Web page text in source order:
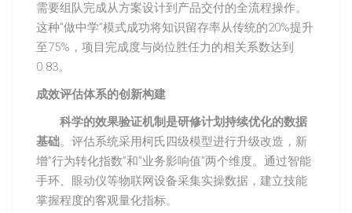
需要组队完成从方案设计到产品交付的全流程操作。
这种”做中学”模式成功将知识留存率从传统的20%提升
至75%，项目完成度与岗位胜任力的相关系数达到
0.83。
成效评估体系的创新构建
科学的效果验证机制是研修计划持续优化的数据
基础。评估系统采用柯氏四级模型进行升级改造，新
增”行为转化指数”和”业务影响值”两个维度。通过智能
手环、眼动仪等物联网设备采集实操数据，建立技能
掌握程度的客观量化指标。